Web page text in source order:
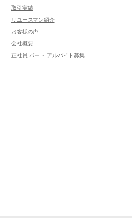
取引実績
リユースマン紹介
お客様の声
会社概要
正社員 パート アルバイト募集